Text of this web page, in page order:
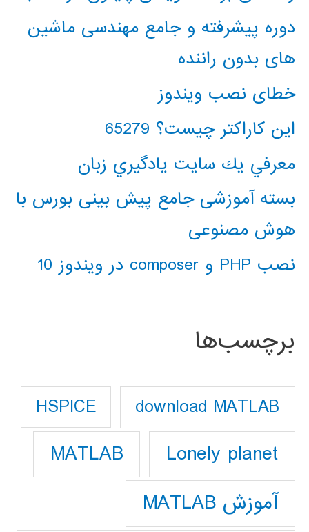
دوره پیشرفته و جامع مهندسی ماشین
های بدون راننده
خطای نصب ویندوز
این کاراکتر چیست؟ 65279
معرفي يك سايت يادگيري زبان
بسته آموزشی جامع پیش بینی بورس با
هوش مصنوعی
نصب PHP و composer در ویندوز 10
برچسب‌ها
download MATLAB
HSPICE
Lonely planet
MATLAB
آموزش MATLAB